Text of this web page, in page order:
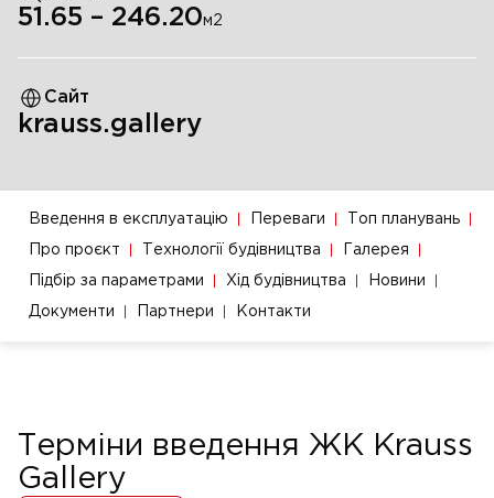
51.65 – 246.20м2
Сайт
krauss.gallery
Введення в експлуатацію Переваги Топ планувань
Про проєкт Технології будівництва Галерея
Підбір за параметрами Хід будівництва Новини
Документи Партнери Контакти
Терміни введення ЖК Krauss
Gallery